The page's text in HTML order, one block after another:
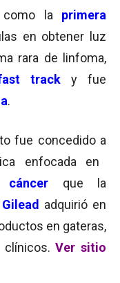
como la primera
en obtener luz
rara de linfoma,
track y fue
.
fue concedido a
enfocada en
cáncer que la
Gilead adquirió en
en gateras,
clínicos.Ver sitio